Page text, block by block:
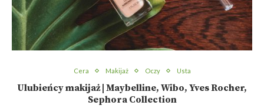
Cera Makijaż Oczy Usta
Ulubieńcy makijaż | Maybelline, Wibo, Yves Rocher,
Sephora Collection